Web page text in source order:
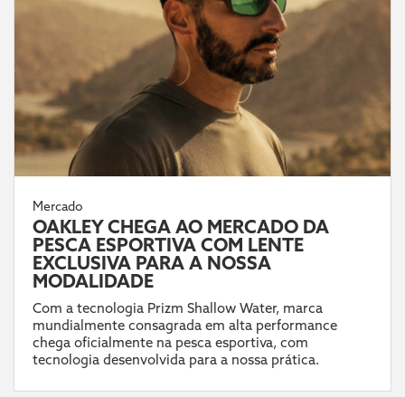
Mercado
OAKLEY CHEGA AO MERCADO DA
PESCA ESPORTIVA COM LENTE
EXCLUSIVA PARA A NOSSA
MODALIDADE
Com a tecnologia Prizm Shallow Water, marca
mundialmente consagrada em alta performance
chega oficialmente na pesca esportiva, com
tecnologia desenvolvida para a nossa prática.